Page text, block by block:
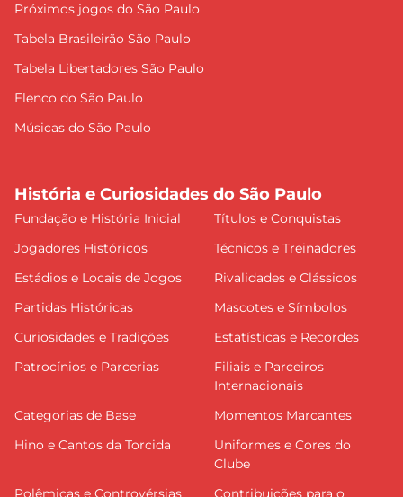
Próximos jogos do São Paulo
Tabela Brasileirão São Paulo
Tabela Libertadores São Paulo
Elenco do São Paulo
Músicas do São Paulo
História e Curiosidades do São Paulo
Fundação e História Inicial
Títulos e Conquistas
Jogadores Históricos
Técnicos e Treinadores
Estádios e Locais de Jogos
Rivalidades e Clássicos
Partidas Históricas
Mascotes e Símbolos
Curiosidades e Tradições
Estatísticas e Recordes
Patrocínios e Parcerias
Filiais e Parceiros
Internacionais
Categorias de Base
Momentos Marcantes
Hino e Cantos da Torcida
Uniformes e Cores do
Clube
Polêmicas e Controvérsias
Contribuições para o